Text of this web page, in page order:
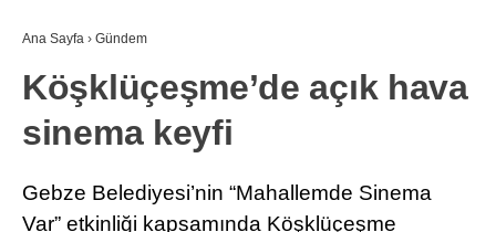
Ana Sayfa › Gündem
Köşklüçeşme’de açık hava
sinema keyfi
Gebze Belediyesi’nin “Mahallemde Sinema
Var” etkinliği kapsamında Köşklüçeşme